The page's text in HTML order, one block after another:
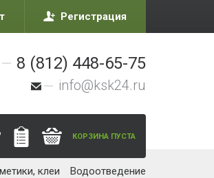
Регистрация
8 (812) 448-65-75
info@ksk24.ru
КОРЗИНА ПУСТА
клеи Водоотведение